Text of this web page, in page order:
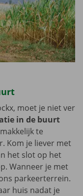
moet je niet ver
in de buurt
te
Kom je liever met
het slot op het
Wanneer je met
parkeerterrein.
huis nadat je